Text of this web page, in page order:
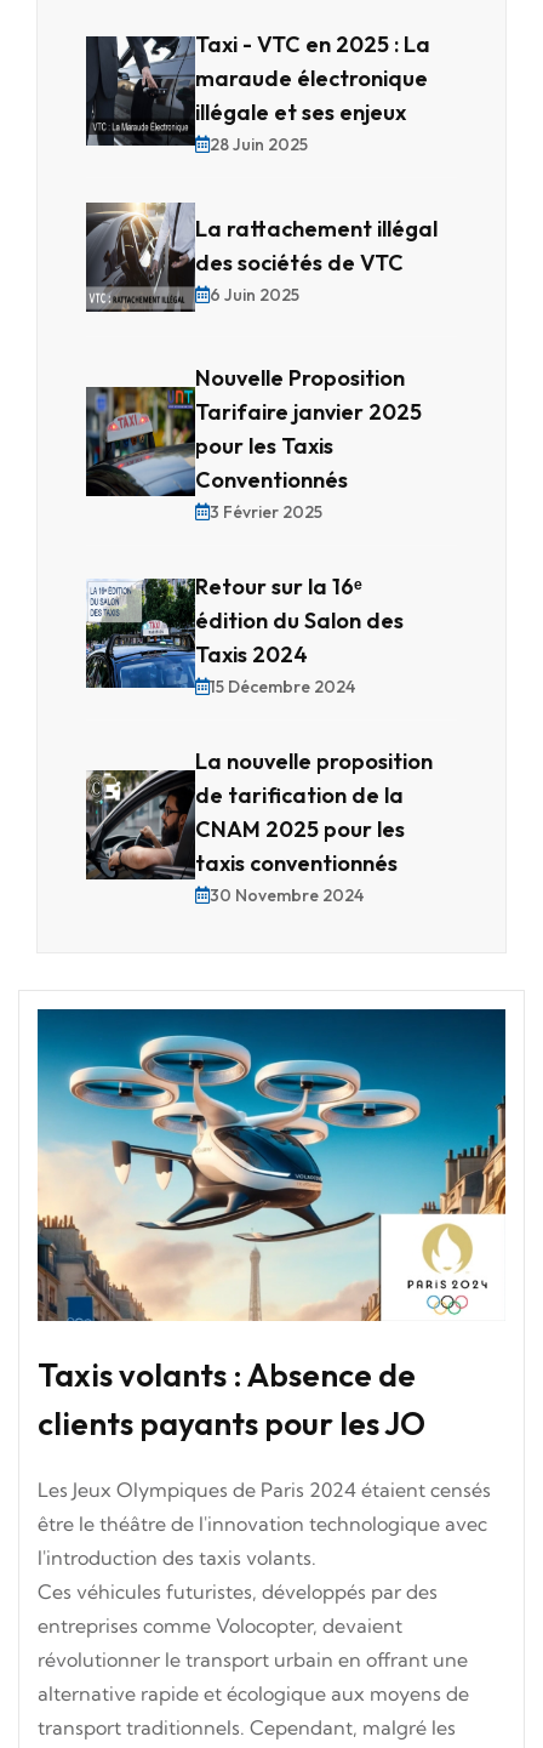
28 Juin 2025
Taxi - VTC en 2025 : La
maraude électronique
illégale et ses enjeux
6 Juin 2025
La rattachement illégal
des sociétés de VTC
3 Février 2025
Nouvelle Proposition
Tarifaire janvier 2025
pour les Taxis
Conventionnés
15 Décembre 2024
Retour sur la 16ᵉ
édition du Salon des
Taxis 2024
30 Novembre 2024
La nouvelle proposition
de tarification de la
CNAM 2025 pour les
taxis conventionnés
Taxis volants : Absence de
clients payants pour les JO
Les Jeux Olympiques de Paris 2024 étaient censés
être le théâtre de l'innovation technologique avec
l'introduction des taxis volants.
Ces véhicules futuristes, développés par des
entreprises comme Volocopter, devaient
révolutionner le transport urbain en offrant une
alternative rapide et écologique aux moyens de
transport traditionnels. Cependant, malgré les